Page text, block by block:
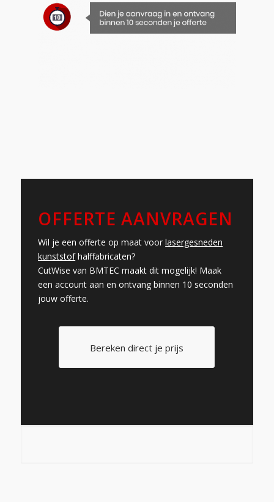
OFFERTE AANVRAGEN
Wil je een offerte op maat voorlasergesneden
kunststofhalffabricaten?
CutWise van BMTEC maakt dit mogelijk! Maak
een account aan en ontvang binnen 10 seconden
jouw offerte.
Bereken direct je prijs